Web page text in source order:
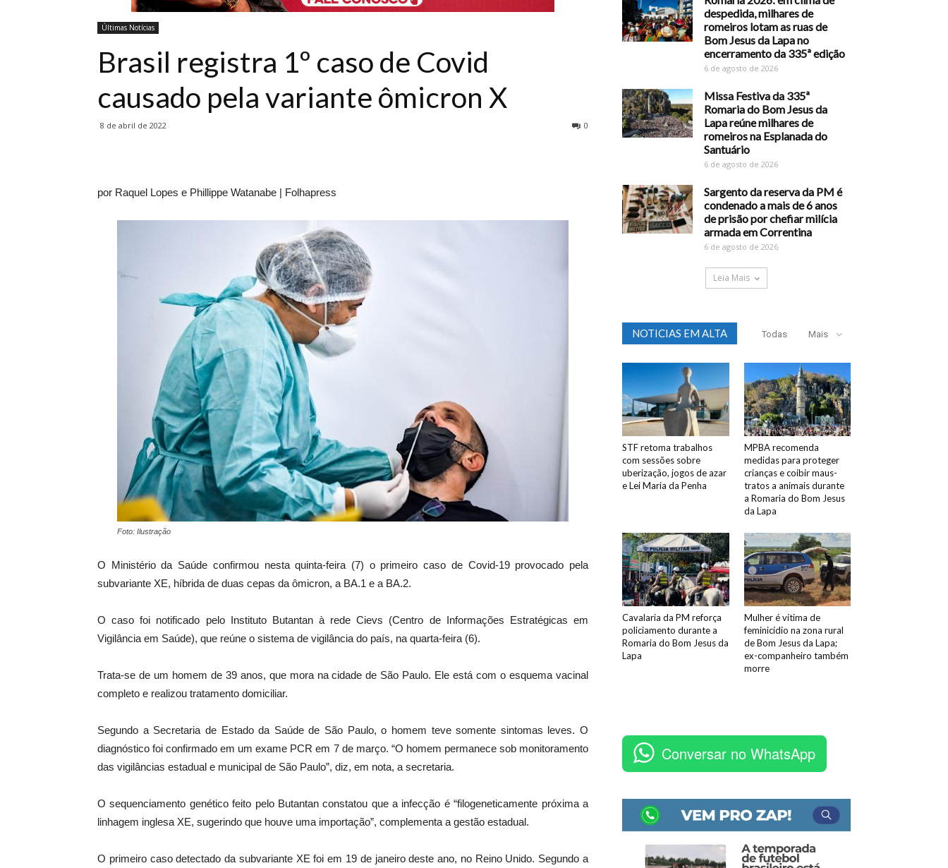
Últimas Notícias
Brasil registra 1º caso de Covid
causado pela variante ômicron X
8 de abril de 2022 0
por Raquel Lopes e Phillippe Watanabe | Folhapress
Foto: Ilustração
O Ministério da Saúde confirmou nesta quinta-feira (7) o primeiro caso de Covid-19 provocado pela
subvariante XE, híbrida de duas cepas da ômicron, a BA.1 e a BA.2.
O caso foi notificado pelo Instituto Butantan à rede Cievs (Centro de Informações Estratégicas em
Vigilância em Saúde), que reúne o sistema de vigilância do país, na quarta-feira (6).
Trata-se de um homem de 39 anos, que mora na cidade de São Paulo. Ele está com o esquema vacinal
completo e realizou tratamento domiciliar.
Segundo a Secretaria de Estado da Saúde de São Paulo, o homem teve somente sintomas leves. O
diagnóstico foi confirmado em um exame PCR em 7 de março. “O homem permanece sob monitoramento
das vigilâncias estadual e municipal de São Paulo”, diz, em nota, a secretaria.
O sequenciamento genético feito pelo Butantan constatou que a infecção é “filogeneticamente próxima a
linhagem inglesa XE, sugerindo que houve uma importação”, complementa a gestão estadual.
O primeiro caso detectado da subvariante XE foi em 19 de janeiro deste ano, no Reino Unido. Segundo a
despedida, milhares de
romeiros lotam as ruas de
Bom Jesus da Lapa no
encerramento da 335ª edição
6 de agosto de 2026
Missa Festiva da 335ª
Romaria do Bom Jesus da
Lapa reúne milhares de
romeiros na Esplanada do
Santuário
6 de agosto de 2026
Sargento da reserva da PM é
condenado a mais de 6 anos
de prisão por chefiar milícia
armada em Correntina
6 de agosto de 2026
Leia Mais
NOTICIAS EM ALTA Todas Mais
STF retoma trabalhos
com sessões sobre
uberização, jogos de azar
e Lei Maria da Penha
MPBA recomenda
medidas para proteger
crianças e coibir maus-
tratos a animais durante
a Romaria do Bom Jesus
da Lapa
Cavalaria da PM reforça
policiamento durante a
Romaria do Bom Jesus da
Lapa
Mulher é vítima de
feminicídio na zona rural
de Bom Jesus da Lapa;
ex-companheiro também
morre
Conversar no WhatsApp